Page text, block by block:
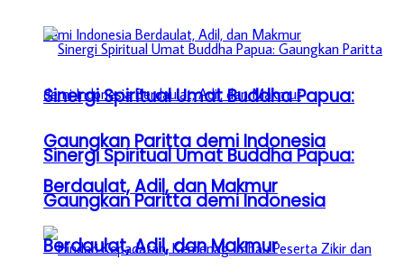
Sinergi Spiritual Umat Buddha Papua:
Gaungkan Paritta demi Indonesia
Berdaulat, Adil, dan Makmur
Sinergi Spiritual Umat Buddha Papua:
Gaungkan Paritta demi Indonesia
Berdaulat, Adil, dan Makmur